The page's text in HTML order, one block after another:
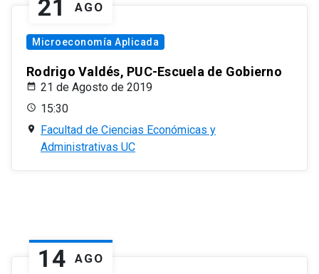
21 AGO
Microeconomía Aplicada
Rodrigo Valdés, PUC-Escuela de Gobierno
21 de Agosto de 2019
15:30
Facultad de Ciencias Económicas y
Administrativas UC
14 AGO